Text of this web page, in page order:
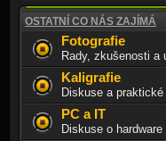
OSTATNÍ CO NÁS ZAJÍMÁ
Fotografie
Rady, zkušenosti a
Kaligrafie
Diskuse a praktické
PC a IT
Diskuse o